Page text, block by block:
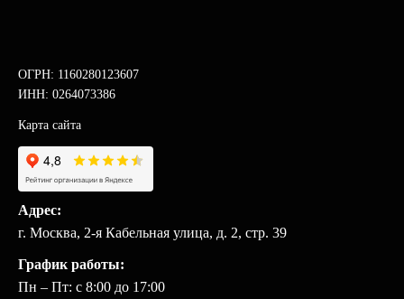
ОГРН: 1160280123607
ИНН: 0264073386
Карта сайта
Адрес:
г. Москва, 2-я Кабельная улица, д. 2, стр. 39
График работы:
Пн – Пт: с 8:00 до 17:00